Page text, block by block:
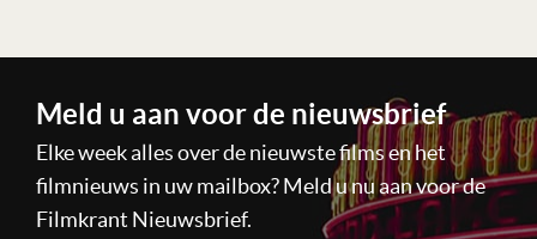
Meld u aan voor de nieuwsbrief
Elke week alles over de nieuwste films en het
filmnieuws in uw mailbox? Meld u nu aan voor de
Filmkrant Nieuwsbrief.